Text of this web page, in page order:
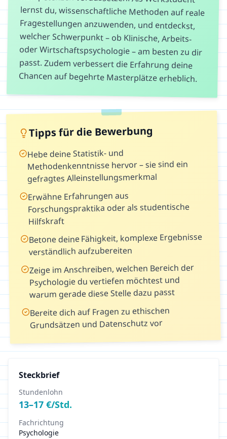
Chancen auf begehrte Masterplätze erheblich.
Tipps für die Bewerbung
Hebe deine Statistik- und
Methodenkenntnisse hervor – sie sind ein
gefragtes Alleinstellungsmerkmal
Erwähne Erfahrungen aus
Forschungspraktika oder als studentische
Hilfskraft
Betone deine Fähigkeit, komplexe Ergebnisse
verständlich aufzubereiten
Zeige im Anschreiben, welchen Bereich der
Psychologie du vertiefen möchtest und
warum gerade diese Stelle dazu passt
Bereite dich auf Fragen zu ethischen
Grundsätzen und Datenschutz vor
Steckbrief
Stundenlohn
13–17 €/Std.
Fachrichtung
Psychologie